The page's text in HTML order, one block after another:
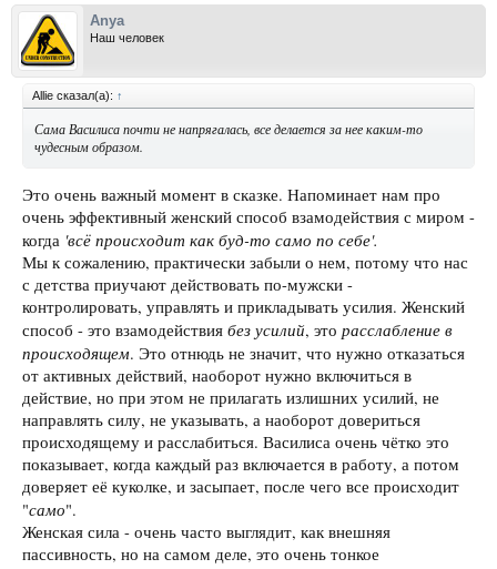
Anya
Наш человек
Allie сказал(а): ↑
Сама Василиса почти не напрягалась, все делается за нее каким-то
чудесным образом.
Это очень важный момент в сказке. Напоминает нам про
очень эффективный женский способ взамодействия с миром -
когда 'всё происходит как буд-то само по себе'.
Мы к сожалению, практически забыли о нем, потому что нас
с детства приучают действовать по-мужски -
контролировать, управлять и прикладывать усилия. Женский
способ - это взамодействия без усилий, это расслабление в
происходящем. Это отнюдь не значит, что нужно отказаться
от активных действий, наоборот нужно включиться в
действие, но при этом не прилагать излишних усилий, не
направлять силу, не указывать, а наоборот довериться
происходящему и расслабиться. Василиса очень чётко это
показывает, когда каждый раз включается в работу, а потом
доверяет её куколке, и засыпает, после чего все происходит
"само".
Женская сила - очень часто выглядит, как внешняя
пассивность, но на самом деле, это очень тонкое